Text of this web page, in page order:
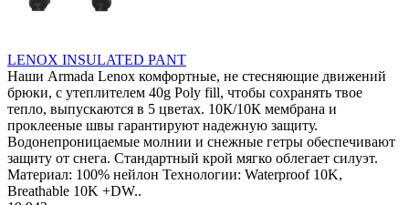
LENOX INSULATED PANT
Наши Armada Lenox комфортные, не стесняющие движений
брюки, с утеплителем 40g Poly fill, чтобы сохранять твое
тепло, выпускаются в 5 цветах. 10К/10К мембрана и
проклееные швы гарантируют надежную защиту.
Водонепроницаемые молнии и снежные гетры обеспечивают
защиту от снега. Стандартный крой мягко облегает силуэт.
Материал: 100% нейлон Технологии: Waterproof 10K,
Breathable 10K +DW..